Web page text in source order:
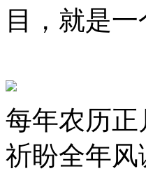
目，就是
每年农历
祈盼全年